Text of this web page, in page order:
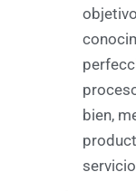
bien,